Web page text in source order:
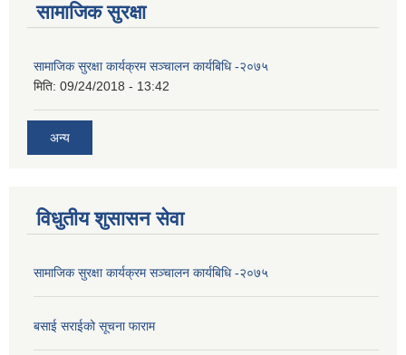
सामाजिक सुरक्षा
सामाजिक सुरक्षा कार्यक्रम सञ्चालन कार्यबिधि -२०७५
मिति: 09/24/2018 - 13:42
अन्य
विधुतीय शुसासन सेवा
सामाजिक सुरक्षा कार्यक्रम सञ्चालन कार्यबिधि -२०७५
बसाई सराईको सूचना फाराम